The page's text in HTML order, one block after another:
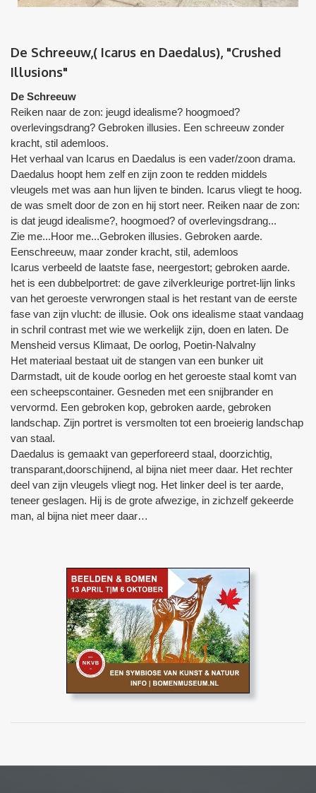
De Schreeuw,( Icarus en Daedalus), "Crushed
Illusions"
De Schreeuw
Reiken naar de zon: jeugd idealisme? hoogmoed?
overlevingsdrang? Gebroken illusies. Een schreeuw zonder
kracht, stil ademloos.
Het verhaal van Icarus en Daedalus is een vader/zoon drama.
Daedalus hoopt hem zelf en zijn zoon te redden middels
vleugels met was aan hun lijven te binden. Icarus vliegt te hoog.
de was smelt door de zon en hij stort neer. Reiken naar de zon:
is dat jeugd idealisme?, hoogmoed? of overlevingsdrang...
Zie me...Hoor me...Gebroken illusies. Gebroken aarde.
Eenschreeuw, maar zonder kracht, stil, ademloos
Icarus verbeeld de laatste fase, neergestort; gebroken aarde.
het is een dubbelportret: de gave zilverkleurige portret-lijn links
van het geroeste verwrongen staal is het restant van de eerste
fase van zijn vlucht: de illusie. Ook ons idealisme staat vandaag
in schril contrast met wie we werkelijk zijn, doen en laten. De
Mensheid versus Klimaat, De oorlog, Poetin-Nalvalny
Het materiaal bestaat uit de stangen van een bunker uit
Darmstadt, uit de koude oorlog en het geroeste staal komt van
een scheepscontainer. Gesneden met een snijbrander en
vervormd. Een gebroken kop, gebroken aarde, gebroken
landschap. Zijn portret is versmolten tot een broeierig landschap
van staal.
Daedalus is gemaakt van geperforeerd staal, doorzichtig,
transparant,doorschijnend, al bijna niet meer daar. Het rechter
deel van zijn vleugels vliegt nog. Het linker deel is ter aarde,
teneer geslagen. Hij is de grote afwezige, in zichzelf gekeerde
man, al bijna niet meer daar…